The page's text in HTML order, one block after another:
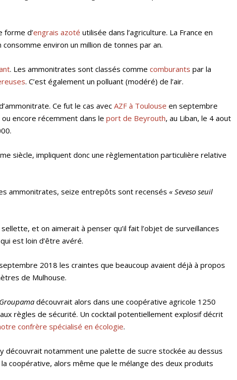
forme d’engrais azoté utilisée dans l’agriculture. La France en
environ un million de tonnes par an.
. Les ammonitrates sont classés commecomburants par la
. C’est également un polluant (modéré) de l’air.
Ce fut le cas avecAZF à Toulouse en septembre
encore récemment dans leport de Beyrouth, au Liban, le 4 aout
siècle, impliquent donc une règlementation particulière relative
ammonitrates, seize entrepôts sont recensés« Seveso seuil
et on aimerait à penser qu’il fait l’objet de surveillances
est loin d’être avéré.
2018 les craintes que beaucoup avaient déjà à propos
de Mulhouse.
Groupamadécouvrait alors dans une coopérative agricole 1250
règles de sécurité. Un cocktail potentiellement explosif décrit
confrère spécialisé en écologie.
découvrait notamment une palette de sucre stockée au dessus
coopérative, alors même que le mélange des deux produits